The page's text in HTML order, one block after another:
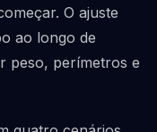
O ajuste
ao longo de
peso, perímetros e